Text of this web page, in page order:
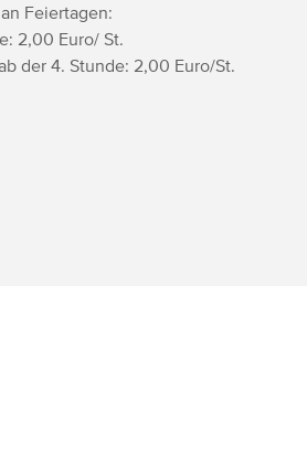
Feiertagen:
2,00 Euro/ St.
der 4. Stunde: 2,00 Euro/St.